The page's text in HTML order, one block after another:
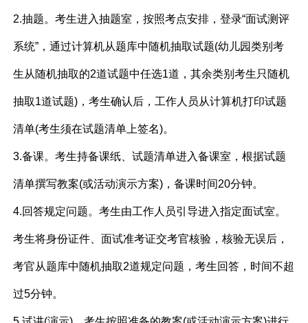
2.抽题。考生进入抽题室，按照考点安排，登录“面试测评
系统”，通过计算机从题库中随机抽取试题(幼儿园类别考
生从随机抽取的2道试题中任选1道，其余类别考生只随机
抽取1道试题)，考生确认后，工作人员从计算机打印试题
清单(考生须在试题清单上签名)。
3.备课。考生持备课纸、试题清单进入备课室，根据试题
清单撰写教案(或活动演示方案)，备课时间20分钟。
4.回答规定问题。考生由工作人员引导进入指定面试室。
考生将身份证件、面试准考证交考官核验，核验无误后，
考官从题库中随机抽取2道规定问题，考生回答，时间不超
过5分钟。